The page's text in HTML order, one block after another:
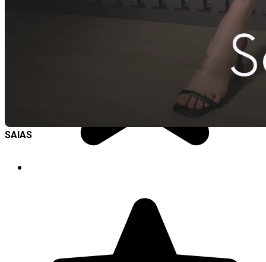
SAIAS